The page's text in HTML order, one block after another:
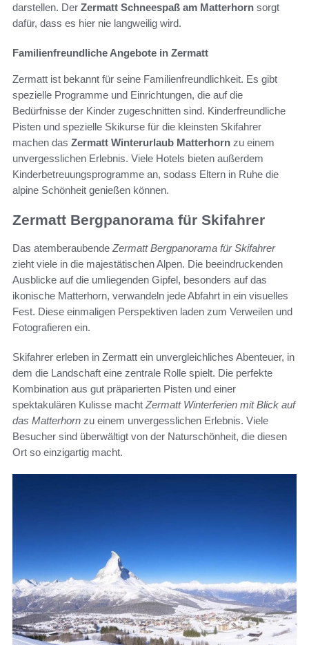
darstellen. Der Zermatt Schneespaß am Matterhorn sorgt
dafür, dass es hier nie langweilig wird.
Familienfreundliche Angebote in Zermatt
Zermatt ist bekannt für seine Familienfreundlichkeit. Es gibt
spezielle Programme und Einrichtungen, die auf die
Bedürfnisse der Kinder zugeschnitten sind. Kinderfreundliche
Pisten und spezielle Skikurse für die kleinsten Skifahrer
machen das Zermatt Winterurlaub Matterhorn zu einem
unvergesslichen Erlebnis. Viele Hotels bieten außerdem
Kinderbetreuungsprogramme an, sodass Eltern in Ruhe die
alpine Schönheit genießen können.
Zermatt Bergpanorama für Skifahrer
Das atemberaubende Zermatt Bergpanorama für Skifahrer
zieht viele in die majestätischen Alpen. Die beeindruckenden
Ausblicke auf die umliegenden Gipfel, besonders auf das
ikonische Matterhorn, verwandeln jede Abfahrt in ein visuelles
Fest. Diese einmaligen Perspektiven laden zum Verweilen und
Fotografieren ein.
Skifahrer erleben in Zermatt ein unvergleichliches Abenteuer, in
dem die Landschaft eine zentrale Rolle spielt. Die perfekte
Kombination aus gut präparierten Pisten und einer
spektakulären Kulisse macht Zermatt Winterferien mit Blick auf
das Matterhorn zu einem unvergesslichen Erlebnis. Viele
Besucher sind überwältigt von der Naturschönheit, die diesen
Ort so einzigartig macht.